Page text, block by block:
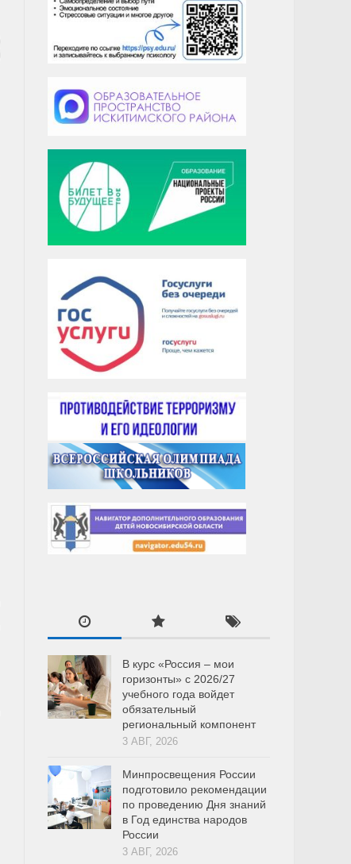
В курс «Россия – мои
горизонты» с 2026/27
учебного года войдет
обязательный
региональный компонент
3 АВГ, 2026
Минпросвещения России
подготовило рекомендации
по проведению Дня знаний
в Год единства народов
России
3 АВГ, 2026